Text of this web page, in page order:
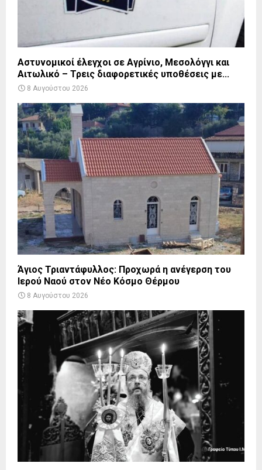
Αστυνομικοί έλεγχοι σε Αγρίνιο, Μεσολόγγι και
Αιτωλικό – Τρεις διαφορετικές υποθέσεις με...
8 Αυγούστου 2026
Άγιος Τριαντάφυλλος: Προχωρά η ανέγερση του
Ιερού Ναού στον Νέο Κόσμο Θέρμου
8 Αυγούστου 2026